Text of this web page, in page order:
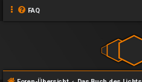
FAQ